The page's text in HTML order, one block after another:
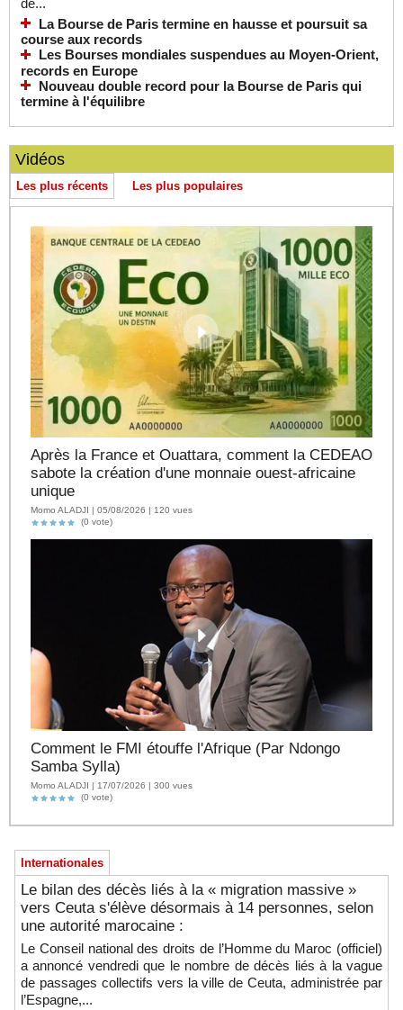
La Bourse de Paris termine en hausse et poursuit sa
course aux records
Les Bourses mondiales suspendues au Moyen-Orient,
records en Europe
Nouveau double record pour la Bourse de Paris qui
termine à l'équilibre
Vidéos
Les plus récents Les plus populaires
Après la France et Ouattara, comment la CEDEAO
sabote la création d'une monnaie ouest-africaine
unique
Momo ALADJI | 05/08/2026 | 120 vues
(0 vote)
Comment le FMI étouffe l'Afrique (Par Ndongo
Samba Sylla)
Momo ALADJI | 17/07/2026 | 300 vues
(0 vote)
Internationales
Le bilan des décès liés à la « migration massive »
vers Ceuta s'élève désormais à 14 personnes, selon
une autorité marocaine :
Le Conseil national des droits de l’Homme du Maroc (officiel)
a annoncé vendredi que le nombre de décès liés à la vague
de passages collectifs vers la ville de Ceuta, administrée par
l’Espagne,...